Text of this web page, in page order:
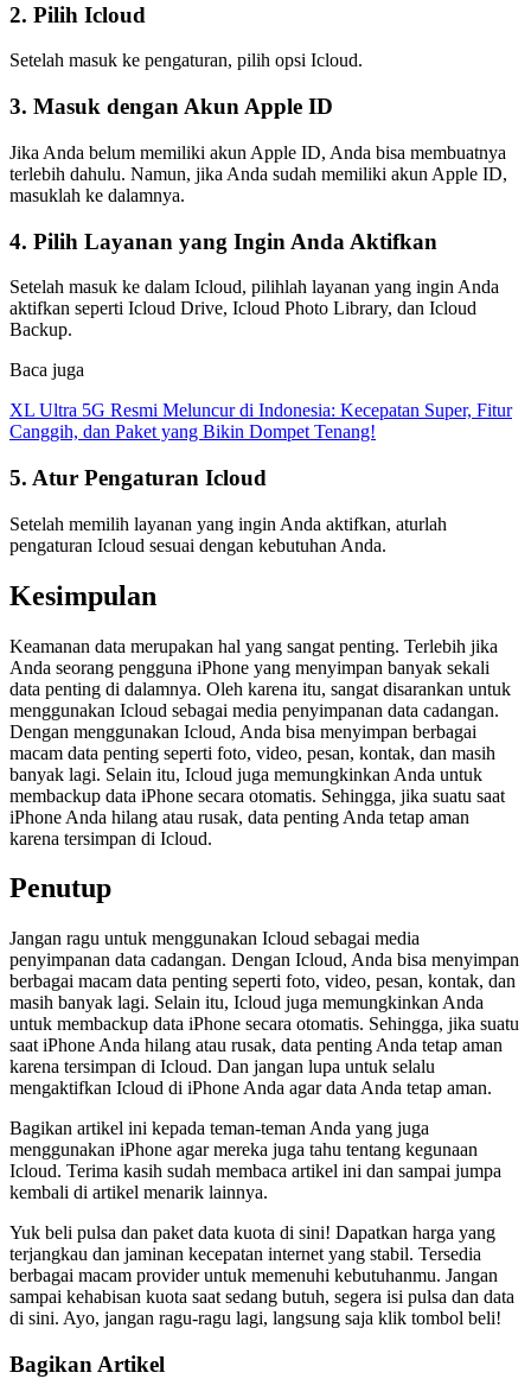
2. Pilih Icloud
Setelah masuk ke pengaturan, pilih opsi Icloud.
3. Masuk dengan Akun Apple ID
Jika Anda belum memiliki akun Apple ID, Anda bisa membuatnya
terlebih dahulu. Namun, jika Anda sudah memiliki akun Apple ID,
masuklah ke dalamnya.
4. Pilih Layanan yang Ingin Anda Aktifkan
Setelah masuk ke dalam Icloud, pilihlah layanan yang ingin Anda
aktifkan seperti Icloud Drive, Icloud Photo Library, dan Icloud
Backup.
Baca juga
XL Ultra 5G Resmi Meluncur di Indonesia: Kecepatan Super, Fitur
Canggih, dan Paket yang Bikin Dompet Tenang!
5. Atur Pengaturan Icloud
Setelah memilih layanan yang ingin Anda aktifkan, aturlah
pengaturan Icloud sesuai dengan kebutuhan Anda.
Kesimpulan
Keamanan data merupakan hal yang sangat penting. Terlebih jika
Anda seorang pengguna iPhone yang menyimpan banyak sekali
data penting di dalamnya. Oleh karena itu, sangat disarankan untuk
menggunakan Icloud sebagai media penyimpanan data cadangan.
Dengan menggunakan Icloud, Anda bisa menyimpan berbagai
macam data penting seperti foto, video, pesan, kontak, dan masih
banyak lagi. Selain itu, Icloud juga memungkinkan Anda untuk
membackup data iPhone secara otomatis. Sehingga, jika suatu saat
iPhone Anda hilang atau rusak, data penting Anda tetap aman
karena tersimpan di Icloud.
Penutup
Jangan ragu untuk menggunakan Icloud sebagai media
penyimpanan data cadangan. Dengan Icloud, Anda bisa menyimpan
berbagai macam data penting seperti foto, video, pesan, kontak, dan
masih banyak lagi. Selain itu, Icloud juga memungkinkan Anda
untuk membackup data iPhone secara otomatis. Sehingga, jika suatu
saat iPhone Anda hilang atau rusak, data penting Anda tetap aman
karena tersimpan di Icloud. Dan jangan lupa untuk selalu
mengaktifkan Icloud di iPhone Anda agar data Anda tetap aman.
Bagikan artikel ini kepada teman-teman Anda yang juga
menggunakan iPhone agar mereka juga tahu tentang kegunaan
Icloud. Terima kasih sudah membaca artikel ini dan sampai jumpa
kembali di artikel menarik lainnya.
Yuk beli pulsa dan paket data kuota di sini! Dapatkan harga yang
terjangkau dan jaminan kecepatan internet yang stabil. Tersedia
berbagai macam provider untuk memenuhi kebutuhanmu. Jangan
sampai kehabisan kuota saat sedang butuh, segera isi pulsa dan data
di sini. Ayo, jangan ragu-ragu lagi, langsung saja klik tombol beli!
Bagikan Artikel